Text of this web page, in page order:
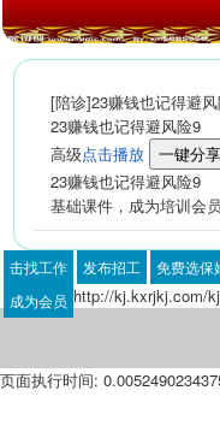
[陪诊]23赚钱也记得避
23赚钱也记得避风险9
高级点击播放
一键分享
23赚钱也记得避风险9
基础课件，成为培训会
击找工作 发布招工 免费选保
成为会员 http://kj.kxrjkj.com/
页面执行时间: